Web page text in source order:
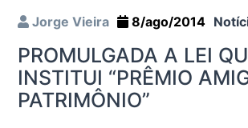
Jorge Vieira 8/ago/2014
PROMULGADA A LEI
INSTITUI “PRÊMIO
PATRIMÔNIO”